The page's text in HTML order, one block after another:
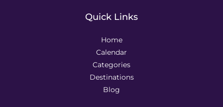
Quick Links
Home
Calendar
Categories
Destinations
Blog